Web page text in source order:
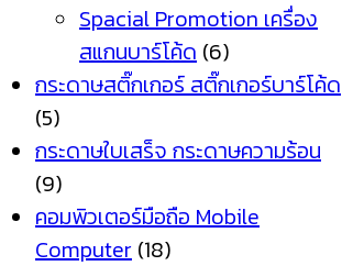
Spacial Promotion เครื่อง
สแกนบาร์โค้ด (6)
กระดาษสติ๊กเกอร์ สติ๊กเกอร์บาร์โค้ด
(5)
กระดาษใบเสร็จ กระดาษความร้อน
(9)
คอมพิวเตอร์มือถือ Mobile
Computer (18)